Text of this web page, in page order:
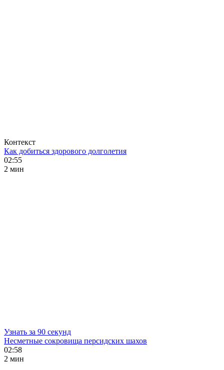
Контекст
Как добиться здорового долголетия
02:55
2 мин
Узнать за 90 секунд
Несметные сокровища персидских шахов
02:58
2 мин